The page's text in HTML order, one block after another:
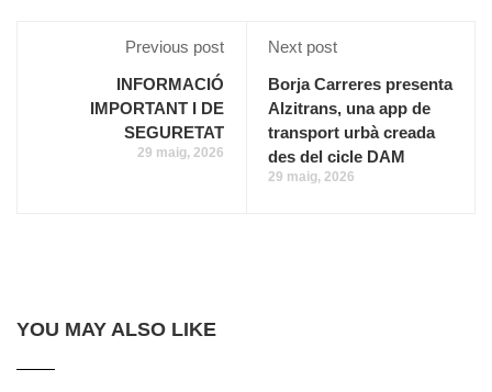
Previous post
INFORMACIÓ
IMPORTANT I DE
SEGURETAT
29 maig, 2026
Next post
Borja Carreres presenta
Alzitrans, una app de
transport urbà creada
des del cicle DAM
29 maig, 2026
YOU MAY ALSO LIKE